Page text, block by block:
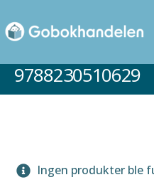
9788230510629
Ingen produkter ble